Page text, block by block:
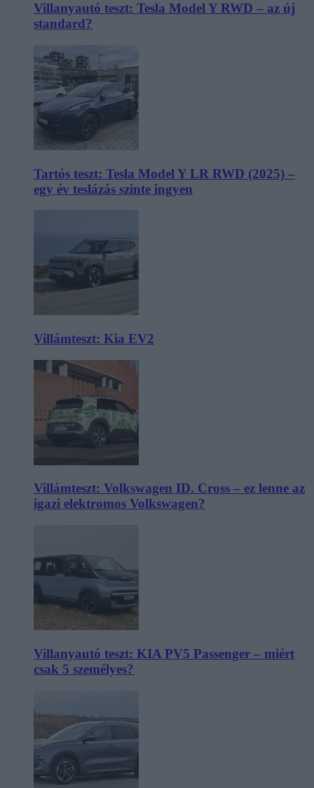
Villanyautó teszt: Tesla Model Y RWD – az új
standard?
Tartós teszt: Tesla Model Y LR RWD (2025) –
egy év teslázás szinte ingyen
Villámteszt: Kia EV2
Villámteszt: Volkswagen ID. Cross – ez lenne az
igazi elektromos Volkswagen?
Villanyautó teszt: KIA PV5 Passenger – miért
csak 5 személyes?